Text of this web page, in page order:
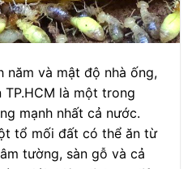
năm và mật độ nhà ống,
là một trong
mạnh nhất cả nước.
tổ mối đất có thể ăn từ
tường, sàn gỗ và cả